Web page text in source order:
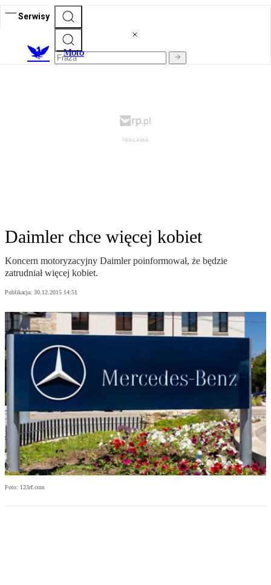
Serwisy
Moto
Daimler chce więcej kobiet
Koncern motoryzacyjny Daimler poinformował, że będzie
zatrudniał więcej kobiet.
Publikacja: 30.12.2015 14:51
Foto: 123rf.com